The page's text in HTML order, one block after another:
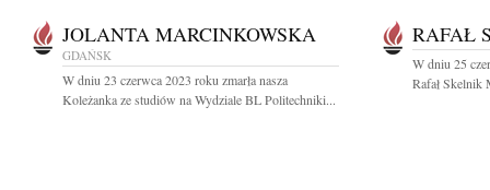
JOLANTA MARCINKOWSKA
GDAŃSK
W dniu 23 czerwca 2023 roku zmarła nasza
Koleżanka ze studiów na Wydziale BL Politechniki...
RAFAŁ
W dniu 25
Rafał Skelnik